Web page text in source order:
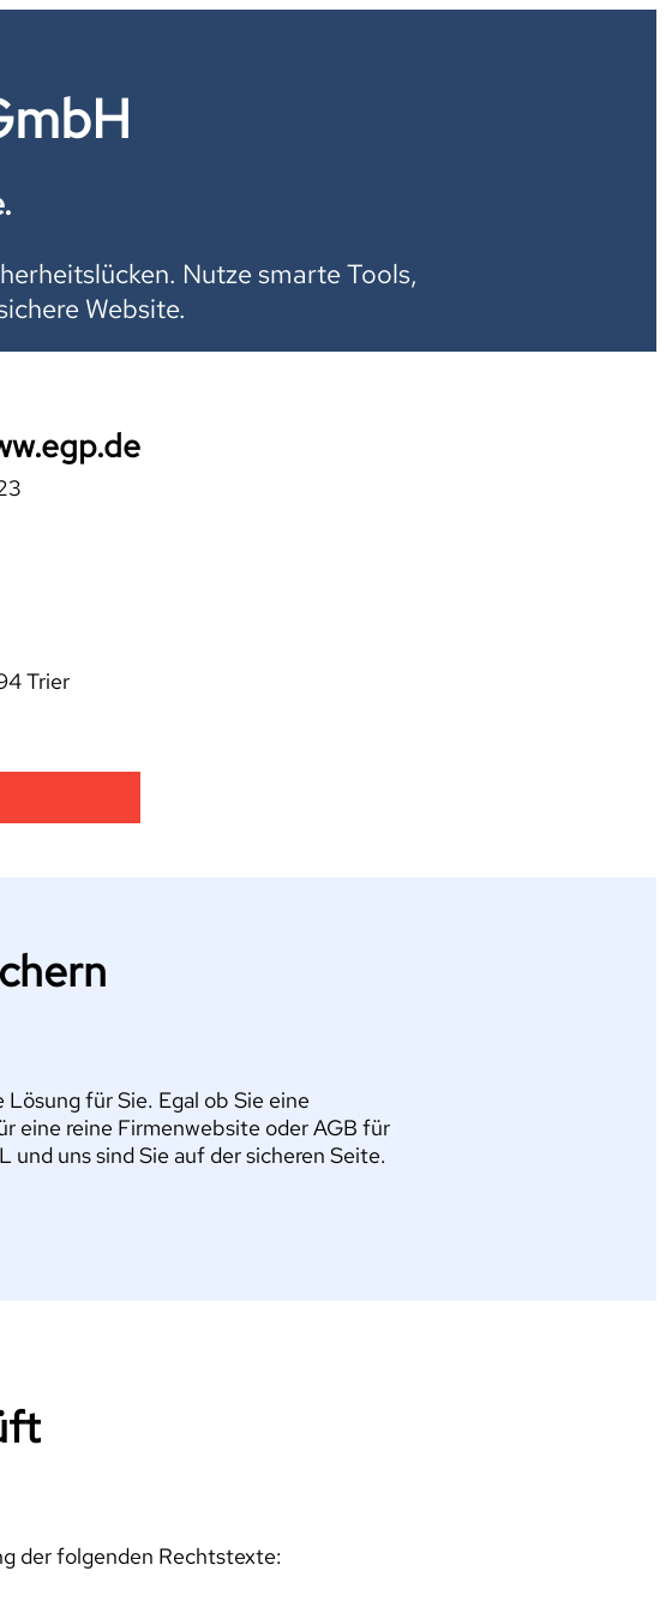
Nutze smarte Tools,
Website.
Trier
für Sie. Egal ob Sie eine
eine reine Firmenwebsite oder AGB für
uns sind Sie auf der sicheren Seite.
der folgenden Rechtstexte: